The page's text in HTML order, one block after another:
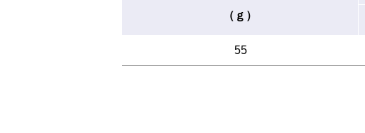
（ｇ）
55